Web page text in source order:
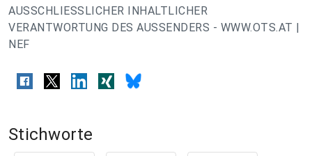
AUSSCHLIESSLICHER INHALTLICHER
VERANTWORTUNG DES AUSSENDERS - WWW.OTS.AT |
NEF
Stichworte